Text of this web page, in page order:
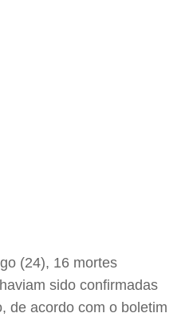
(24), 16 mortes
sido confirmadas
de acordo com o boletim